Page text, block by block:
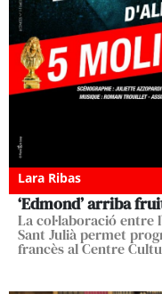
Lara Ribas
‘Edmond’ arriba
La col·laboració entre
Sant Julià permet
francès al Centre